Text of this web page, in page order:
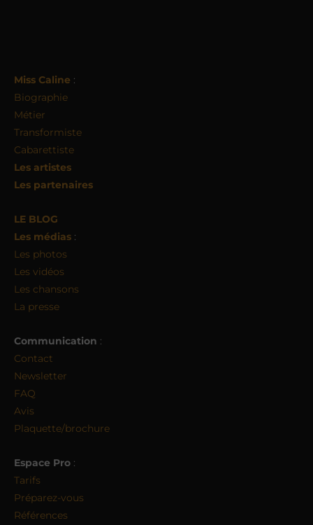
Miss Caline :
Biographie
Métier
Transformiste
Cabarettiste
Les artistes
Les partenaires
LE BLOG
Les médias :
Les photos
Les vidéos
Les chansons
La presse
Communication :
Contact
Newsletter
FAQ
Avis
Plaquette/brochure
Espace Pro :
Tarifs
Préparez-vous
Références